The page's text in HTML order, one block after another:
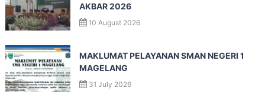
AKBAR 2026
10 August 2026
MAKLUMAT PELAYANAN SMAN NEGERI 1
MAGELANG
31 July 2026